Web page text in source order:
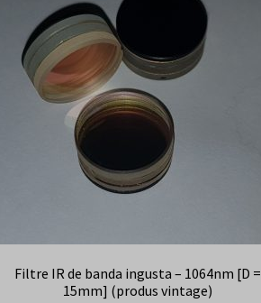
Filtre IR de banda ingusta – 1064nm [D =
15mm] (produs vintage)